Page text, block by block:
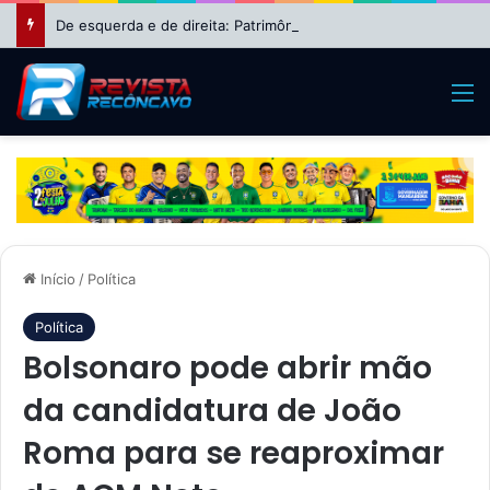
Início / Política
Política
Bolsonaro pode abrir mão
da candidatura de João
Roma para se reaproximar